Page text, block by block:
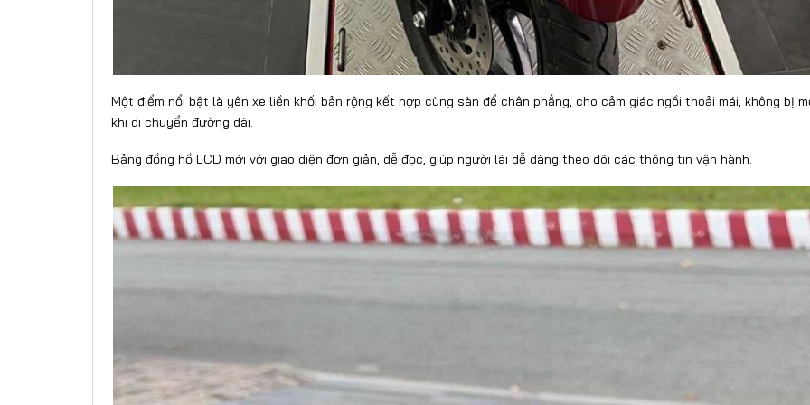
Một điểm nổi bật là yên xe liền khối bản rộng kết hợp cùng sàn để chân phẳng, cho cảm giác ngồi thoải mái, không bị
khi di chuyển đường dài.
Bảng đồng hồ LCD mới với giao diện đơn giản, dễ đọc, giúp người lái dễ dàng theo dõi các thông tin vận hành.